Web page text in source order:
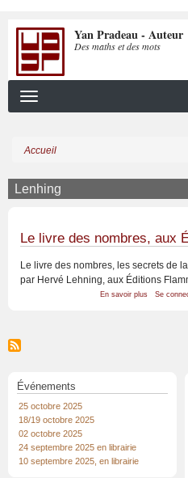
contenu
principal
Yan Pradeau - Auteur
Des maths et des mots
d'Ariane
Accueil
Lenhing
Le livre des nombres, aux
Le livre des nombres, les secrets de
par Hervé Lehning, aux Éditions
En savoir plus surSe
Événements
25 octobre 2025
18/19 octobre 2025
02 octobre 2025
24 septembre 2025 en librairie
10 septembre 2025, en librairie